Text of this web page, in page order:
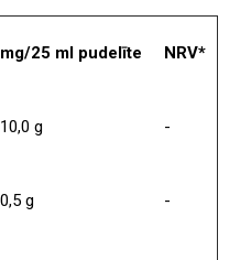
mg/25 ml pudelīte NRV*
10,0 g -
0,5 g -